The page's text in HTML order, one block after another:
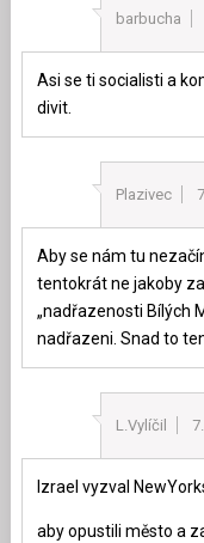
barbucha
Asi se ti socialisti a
divit.
Plazivec
Aby se nám tu
tentokrát ne jakoby
„nadřazenosti Bílých
nadřazeni. Snad to
L.Vylíčil
Izrael vyzval
aby opustili město a